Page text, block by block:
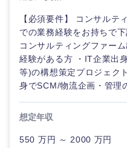
選
【必須要件】 コンサルテ
での業務経験をお持ちで
コンサルティングファー
経験がある方 ・IT企業出
等)の構想策定プロジェク
身でSCM/物流企画・管理
想定年収
550 万円 ～ 2000 万円